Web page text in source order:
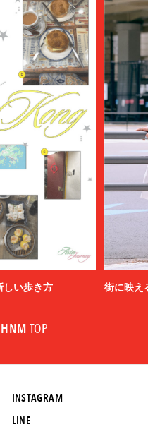
しい歩き方 街に映え
TOP
INSTAGRAM
LINE